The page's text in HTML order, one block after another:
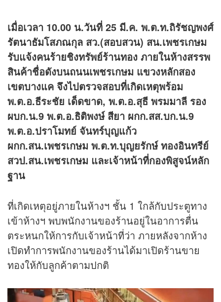
เมื่อเวลา 10.00 น.วันที่ 25 มี.ค. พ.ต.ท.ถิรัชญพงศ์
รัตนาธัมโสภณกุล สว.(สอบสวน) สน.เพชรเกษม
รับแจ้งคนร้ายชิงทรัพย์ร้านทอง ภายในห้างสรรพ
สินค้าชื่อดังบนถนนเพชรเกษม แขวงหลักสอง
เขตบางแค จึงไปตรวจสอบที่เกิดเหตุพร้อม
พ.ต.อ.ธีระชัย เด็ดขาด, พ.ต.อ.สุธี พรมมาลี รอง
ผบก.น.9 พ.ต.อ.ธิติพงษ์ สียา ผกก.สส.บก.น.9
พ.ต.อ.ปราโมทย์ จันทร์บุญแก้ว
ผกก.สน.เพชรเกษม พ.ต.ท.บุญยรักษ์ ทองอินทรีย์
สวป.สน.เพชรเกษม และเจ้าหน้าที่กองพิสูจน์หลัก
ฐาน
ที่เกิดเหตุอยู่ภายในห้างฯ ชั้น 1 ใกล้กับประตูทาง
เข้าห้างฯ พบพนักงานของร้านอยู่ในอาการตื่น
ตระหนกให้การกับเจ้าหน้าที่ว่า ภายหลังจากห้าง
เปิดทำการพนักงานของร้านได้มาเปิดร้านขาย
ทองให้กับลูกค้าตามปกติ